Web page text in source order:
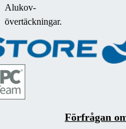
Förfrågan
Alukov-
övertäckningar.